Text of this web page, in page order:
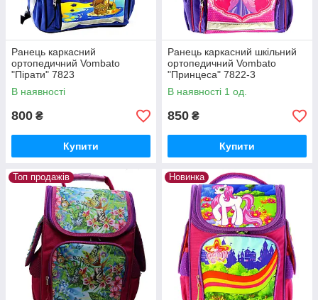
Ранець каркасний
ортопедичний Vombato
"Пірати" 7823
В наявності
800 ₴
Купити
Ранець каркасний шкільний
ортопедичний Vombato
"Принцеса" 7822-3
В наявності 1 од.
850 ₴
Купити
Топ продажів Новинка